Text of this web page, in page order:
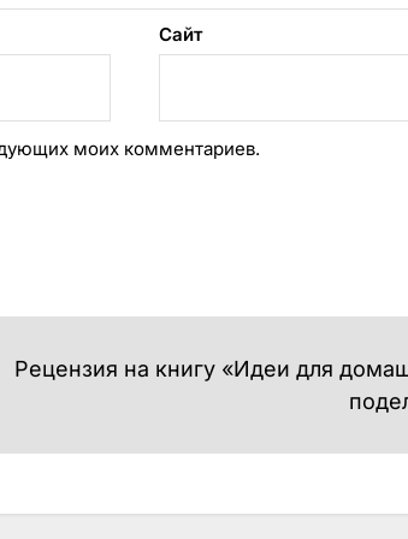
Сайт
моих комментариев.
Рецензия на книгу «Идеи для